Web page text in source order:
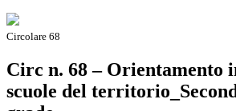
Circolare 68
Circ n. 68 – Orientamento
scuole del